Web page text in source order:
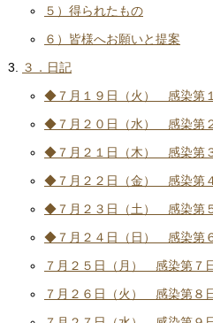
５）得られたもの
６）皆様へお願いと提案
３．日記
◆７月１９日（火） 感染第
◆７月２０日（水） 感染第
◆７月２１日（木） 感染第
◆７月２２日（金） 感染第
◆７月２３日（土） 感染第
◆７月２４日（日） 感染第
７月２５日（月） 感染第７
７月２６日（火） 感染第８